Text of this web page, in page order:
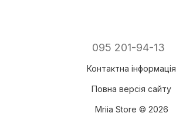
095 201-94-13
Контактна інформація
Повна версія сайту
Mriia Store © 2026